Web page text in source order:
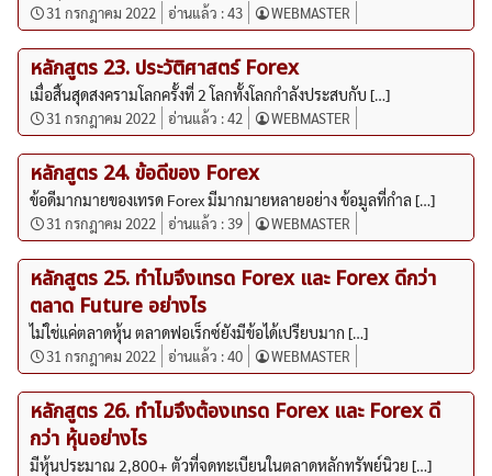
31 กรกฎาคม 2022 อ่านแล้ว :43 WEBMASTER
หลักสูตร 23. ประวัติศาสตร์ Forex
เมื่อสิ้นสุดสงครามโลกครั้งที่ 2 โลกทั้งโลกกำลังประสบกับ […]
31 กรกฎาคม 2022 อ่านแล้ว :42 WEBMASTER
หลักสูตร 24. ข้อดีของ Forex
ข้อดีมากมายของเทรด Forex มีมากมายหลายอย่าง ข้อมูลที่กำล […]
31 กรกฎาคม 2022 อ่านแล้ว :39 WEBMASTER
หลักสูตร 25. ทำไมจึงเทรด Forex และ Forex ดีกว่า
ตลาด Future อย่างไร
ไม่ใช่แค่ตลาดหุ้น ตลาดฟอเร็กซ์ยังมีข้อได้เปรียบมาก […]
31 กรกฎาคม 2022 อ่านแล้ว :40 WEBMASTER
หลักสูตร 26. ทำไมจึงต้องเทรด Forex และ Forex ดี
กว่า หุ้นอย่างไร
มีหุ้นประมาณ 2,800+ ตัวที่จดทะเบียนในตลาดหลักทรัพย์นิวย […]